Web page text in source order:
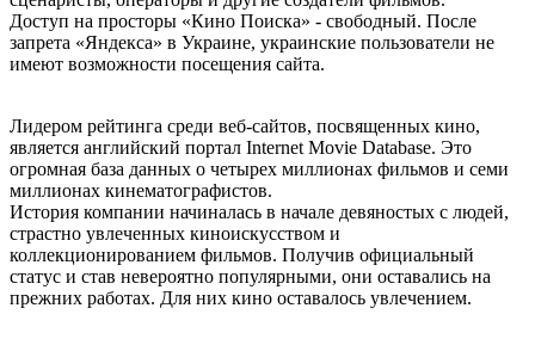
Доступ на просторы «Кино Поиска» - свободный. После
запрета «Яндекса» в Украине, украинские пользователи не
имеют возможности посещения сайта.
Лидером рейтинга среди веб-сайтов, посвященных кино,
является английский портал Internet Movie Database. Это
огромная база данных о четырех миллионах фильмов и семи
миллионах кинематографистов.
История компании начиналась в начале девяностых с людей,
страстно увлеченных киноискусством и
коллекционированием фильмов. Получив официальный
статус и став невероятно популярными, они оставались на
прежних работах. Для них кино оставалось увлечением.